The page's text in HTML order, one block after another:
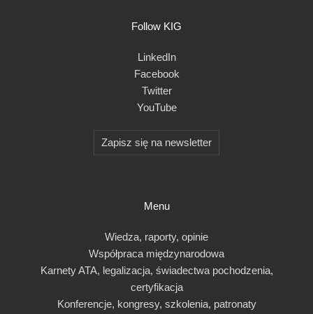
Follow KIG
LinkedIn
Facebook
Twitter
YouTube
Zapisz się na newsletter
Menu
Wiedza, raporty, opinie
Współpraca międzynarodowa
Karnety ATA, legalizacja, świadectwa pochodzenia,
certyfikacja
Konferencje, kongresy, szkolenia, patronaty